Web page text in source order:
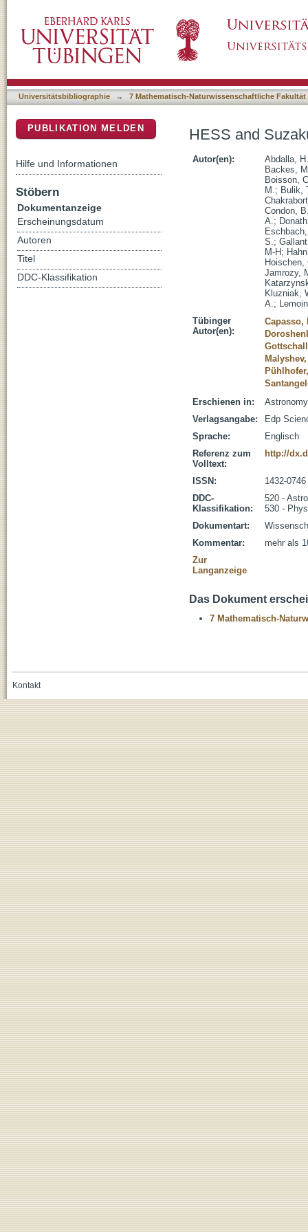
Universitätsbibliographie → 7 Mathematisch-Naturwissenschaftliche Fakultät
HESS and
Autor(en):
Abdalla, H.
Backes,
Boisson,
M.; Bulik,
Condon,
A.;
S.;
M-H ;
Hoischen,
Jamrozy,
Kluzniak,
A.;
Tübinger
Autor(en):
Capasso,
Erschienen in:
Verlagsangabe:
Edp
Sprache:
Englisch
Referenz zum
Volltext:
http://
ISSN:
1432-0746
DDC-
Klassifikation:
520 -
530 -
Dokumentart:
Kommentar:
mehr als
Zur
Langanzeige
Das Dokument
7 Mathematisch-
PUBLIKATION MELDEN
Hilfe und Informationen
Stöbern
Dokumentanzeige
Erscheinungsdatum
Autoren
Titel
DDC-Klassifikation
Kontakt